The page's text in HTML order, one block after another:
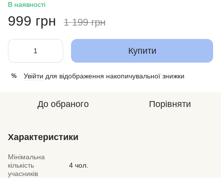
В наявності
999 грн 1 199 грн
Купити
% Увійти для відображення накопичувальної знижки
До обраного Порівняти
Характеристики
Мінімальна
кількість
учасників
4 чол.